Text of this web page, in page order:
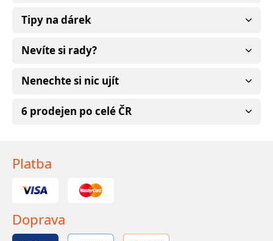
Tipy na dárek
Nevíte si rady?
Nenechte si nic ujít
6 prodejen po celé ČR
Platba
Doprava